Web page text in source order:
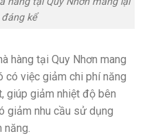
kể
hàng tại Quy Nhơn mang
có việc giảm chi phí năng
giúp giảm nhiệt độ bên
giảm nhu cầu sử dụng
năng.